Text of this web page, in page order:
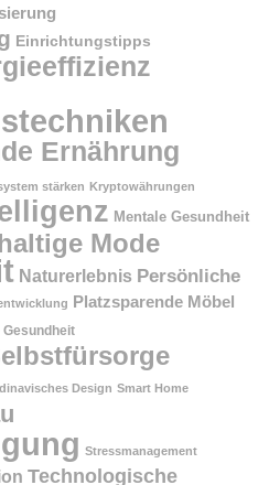
Einrichtungstipps
Ernährung
stärken Kryptowährungen
Mentale Gesundheit
Mode
Naturerlebnis Persönliche
Platzsparende Möbel
Design Smart Home
Stressmanagement
Technologische